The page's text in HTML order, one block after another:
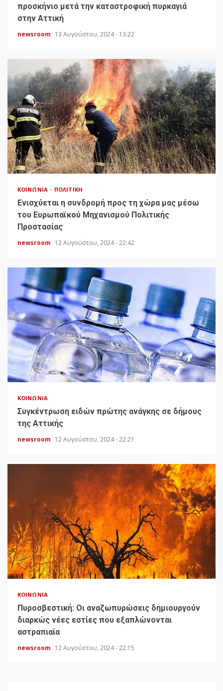
προσκήνιο μετά την καταστροφική πυρκαγιά
στην Αττική
newsroom 13 Αυγούστου, 2024 - 13:22
ΚΟΙΝΩΝΊΑ ΠΟΛΙΤΙΚΉ
Ενισχύεται η συνδρομή προς τη χώρα μας μέσω
του Ευρωπαϊκού Μηχανισμού Πολιτικής
Προστασίας
newsroom 12 Αυγούστου, 2024 - 22:42
ΚΟΙΝΩΝΊΑ
Συγκέντρωση ειδών πρώτης ανάγκης σε δήμους
της Αττικής
newsroom 12 Αυγούστου, 2024 - 22:21
ΚΟΙΝΩΝΊΑ
Πυροσβεστική: Οι αναζωπυρώσεις δημιουργούν
διαρκώς νέες εστίες που εξαπλώνονται
αστραπιαία
newsroom 12 Αυγούστου, 2024 - 22:15